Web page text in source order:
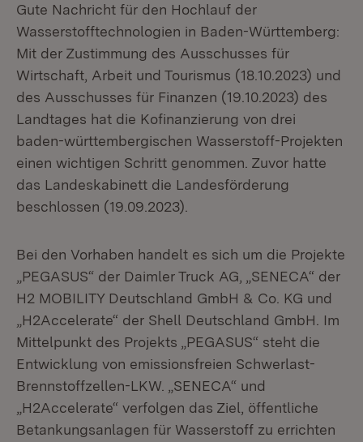
Gute Nachricht für den Hochlauf der
Wasserstofftechnologien in Baden-Württemberg:
Mit der Zustimmung des Ausschusses für
Wirtschaft, Arbeit und Tourismus (18.10.2023) und
des Ausschusses für Finanzen (19.10.2023) des
Landtages hat die Kofinanzierung von drei
baden-württembergischen Wasser­stoff-Projekten
einen wichtigen Schritt genommen. Zuvor hatte
das Landeskabinett die Landesförderung
beschlossen (19.09.2023).
Bei den Vorhaben handelt es sich um die Projekte
„PEGASUS“ der Daimler Truck AG, „SENECA“ der
H2 MOBILITY Deutschland GmbH & Co. KG und
„H2Accelerate“ der Shell Deutschland GmbH. Im
Mittelpunkt des Projekts „PEGASUS“ steht die
Entwicklung von emissionsfreien Schwerlast-
Brennstoffzellen-LKW. „SENECA“ und
„H2Accelerate“ verfolgen das Ziel, öffentliche
Betankungsanlagen für Wasserstoff zu errichten